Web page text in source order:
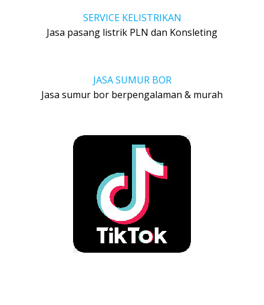
SERVICE KELISTRIKAN
Jasa pasang listrik PLN dan Konsleting
JASA SUMUR BOR
Jasa sumur bor berpengalaman & murah